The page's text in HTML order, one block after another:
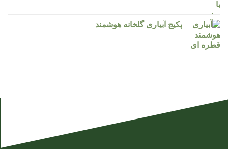
پکیج آبیاری گلخانه هوشمند